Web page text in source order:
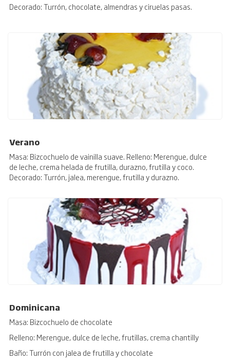
Decorado: Turrón, chocolate, almendras y ciruelas pasas.
Verano
Masa: Bizcochuelo de vainilla suave. Relleno: Merengue, dulce
de leche, crema helada de frutilla, durazno, frutilla y coco.
Decorado: Turrón, jalea, merengue, frutilla y durazno.
Dominicana
Masa: Bizcochuelo de chocolate
Relleno: Merengue, dulce de leche, frutillas, crema chantilly
Baño: Turrón con jalea de frutilla y chocolate